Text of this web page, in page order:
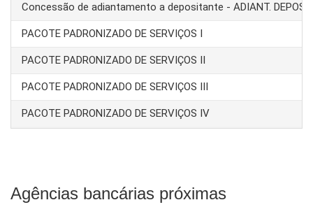
Concessão de adiantamento a depositante - ADIANT.
PACOTE PADRONIZADO DE SERVIÇOS I
PACOTE PADRONIZADO DE SERVIÇOS II
PACOTE PADRONIZADO DE SERVIÇOS III
PACOTE PADRONIZADO DE SERVIÇOS IV
Agências bancárias próximas